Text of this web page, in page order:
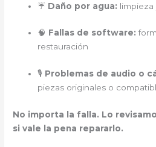
☔ Daño por agua:
🧠 Fallas de software:
restauración
🎙️ Problemas de audio o
piezas originales o
No importa la falla. Lo
si vale la pena repararlo.